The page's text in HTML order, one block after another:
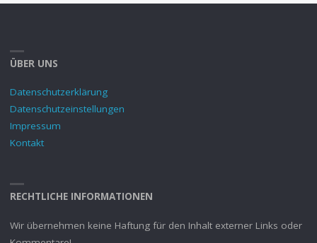
ÜBER UNS
Datenschutzerklärung
Datenschutzeinstellungen
Impressum
Kontakt
RECHTLICHE INFORMATIONEN
Wir übernehmen keine Haftung für den Inhalt externer Links oder